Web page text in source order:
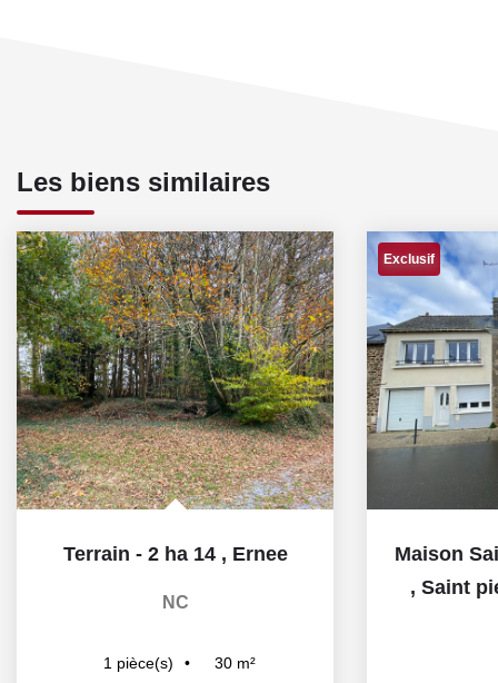
Les biens similaires
Terrain - 2 ha 14 , Ernee
NC
1 pièce(s) 30 m²
Exclusif
, Saint